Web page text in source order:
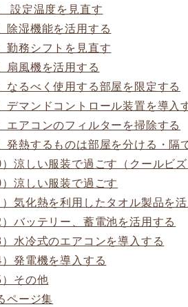
設定温度を見直す
除湿機能を活用する
勤務シフトを見直す
扇風機を活用する
なるべく使用する部屋を限定する
デマンドコントロール装置を導入
エアコンのフィルターを掃除する
発熱するものは部屋を分ける・隔
）涼しい服装で過ごす（クールビズ
）涼しい服装で過ごす
）気化熱を利用したタオル製品を
）バッテリー、蓄電池を活用する
）水冷式のエアコンを導入する
）発電機を導入する
）その他
ページ集